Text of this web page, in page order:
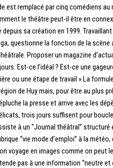
est remplacé par cinq comédiens
le théâtre peut-il être en
depuis sa création en 1999.
questionne la fonction de la scène
Proposer un magazine
Est-ce l’idéal ? Est-ce une
ou une étape de travail ».La
de Huy mais, pour être au plus
la presse et arrive avec les
trois jours suffisent pour
à un “Journal théâtral”
“vie mode d’emploi” à la
voyage en images comme on peut
pas à une information “neutre